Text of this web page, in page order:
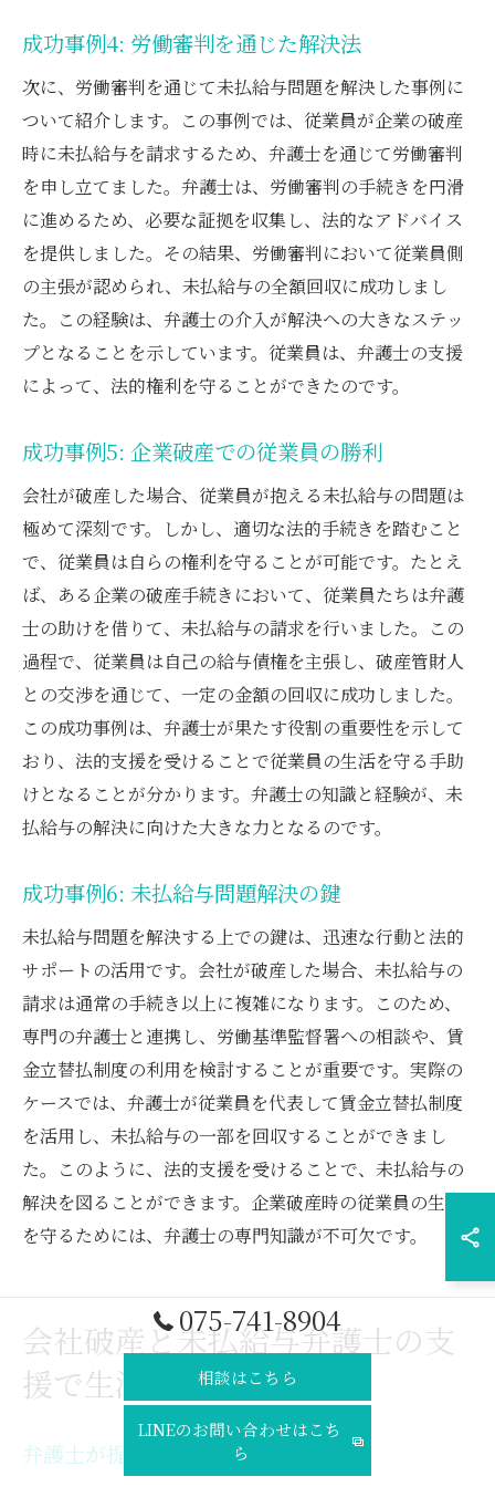
成功事例4: 労働審判を通じた解決法
次に、労働審判を通じて未払給与問題を解決した事例に
ついて紹介します。この事例では、従業員が企業の破産
時に未払給与を請求するため、弁護士を通じて労働審判
を申し立てました。弁護士は、労働審判の手続きを円滑
に進めるため、必要な証拠を収集し、法的なアドバイス
を提供しました。その結果、労働審判において従業員側
の主張が認められ、未払給与の全額回収に成功しまし
た。この経験は、弁護士の介入が解決への大きなステッ
プとなることを示しています。従業員は、弁護士の支援
によって、法的権利を守ることができたのです。
成功事例5: 企業破産での従業員の勝利
会社が破産した場合、従業員が抱える未払給与の問題は
極めて深刻です。しかし、適切な法的手続きを踏むこと
で、従業員は自らの権利を守ることが可能です。たとえ
ば、ある企業の破産手続きにおいて、従業員たちは弁護
士の助けを借りて、未払給与の請求を行いました。この
過程で、従業員は自己の給与債権を主張し、破産管財人
との交渉を通じて、一定の金額の回収に成功しました。
この成功事例は、弁護士が果たす役割の重要性を示して
おり、法的支援を受けることで従業員の生活を守る手助
けとなることが分かります。弁護士の知識と経験が、未
払給与の解決に向けた大きな力となるのです。
成功事例6: 未払給与問題解決の鍵
未払給与問題を解決する上での鍵は、迅速な行動と法的
サポートの活用です。会社が破産した場合、未払給与の
請求は通常の手続き以上に複雑になります。このため、
専門の弁護士と連携し、労働基準監督署への相談や、賃
金立替払制度の利用を検討することが重要です。実際の
ケースでは、弁護士が従業員を代表して賃金立替払制度
を活用し、未払給与の一部を回収することができまし
た。このように、法的支援を受けることで、未払給与の
解決を図ることができます。企業破産時の従業員の生活
を守るためには、弁護士の専門知識が不可欠です。
会社破産と未払給与弁護士の支
援で生活をどう守るか
弁護士が提供するサポート内容
075-741-8904
相談はこちら
LINEのお問い合わせはこち
ら